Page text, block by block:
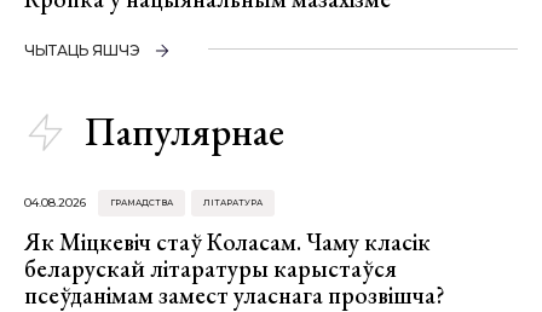
ЧЫТАЦЬ ЯШЧЭ
Папулярнае
04.08.2026 ГРАМАДСТВА ЛІТАРАТУРА
Як Міцкевіч стаў Коласам. Чаму класік
беларускай літаратуры карыстаўся
псеўданімам замест уласнага прозвішча?